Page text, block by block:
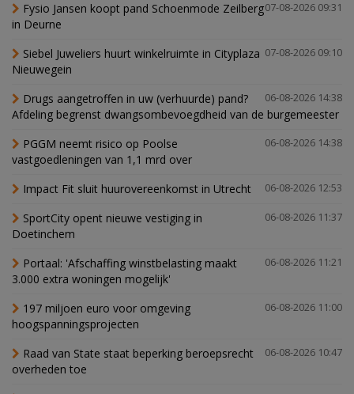
07-08-2026 09:31
Fysio Jansen koopt pand Schoenmode Zeilberg
in Deurne
07-08-2026 09:10
Siebel Juweliers huurt winkelruimte in Cityplaza
Nieuwegein
06-08-2026 14:38
Drugs aangetroffen in uw (verhuurde) pand?
Afdeling begrenst dwangsombevoegdheid van de burgemeester
06-08-2026 14:38
PGGM neemt risico op Poolse
vastgoedleningen van 1,1 mrd over
06-08-2026 12:53
Impact Fit sluit huurovereenkomst in Utrecht
06-08-2026 11:37
SportCity opent nieuwe vestiging in
Doetinchem
06-08-2026 11:21
Portaal: 'Afschaffing winstbelasting maakt
3.000 extra woningen mogelijk'
06-08-2026 11:00
197 miljoen euro voor omgeving
hoogspanningsprojecten
06-08-2026 10:47
Raad van State staat beperking beroepsrecht
overheden toe